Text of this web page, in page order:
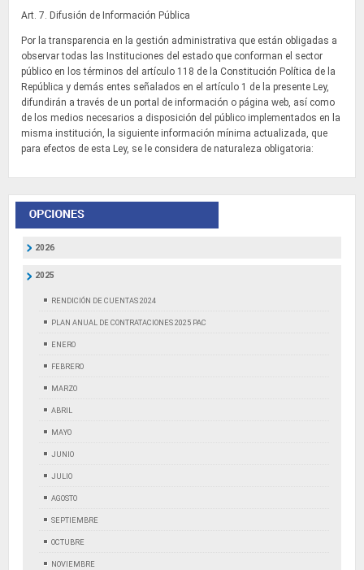
Art. 7. Difusión de Información Pública
Por la transparencia en la gestión administrativa que están obligadas a
observar todas las Instituciones del estado que conforman el sector
público en los términos del artículo 118 de la Constitución Política de la
República y demás entes señalados en el artículo 1 de la presente Ley,
difundirán a través de un portal de información o página web, así como
de los medios necesarios a disposición del público implementados en la
misma institución, la siguiente información mínima actualizada, que
para efectos de esta Ley, se le considera de naturaleza obligatoria:
2026
2025
RENDICIÓN DE CUENTAS 2024
PLAN ANUAL DE CONTRATACIONES 2025 PAC
ENERO
FEBRERO
MARZO
ABRIL
MAYO
JUNIO
JULIO
AGOSTO
SEPTIEMBRE
OCTUBRE
NOVIEMBRE